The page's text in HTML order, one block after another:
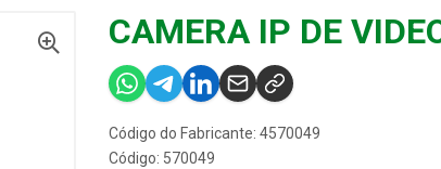
CAMERA IP DE
Código do Fabricante: 4570049
Código: 570049